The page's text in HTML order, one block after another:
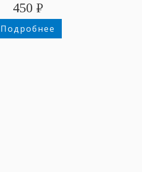
450 ₽
Подробнее